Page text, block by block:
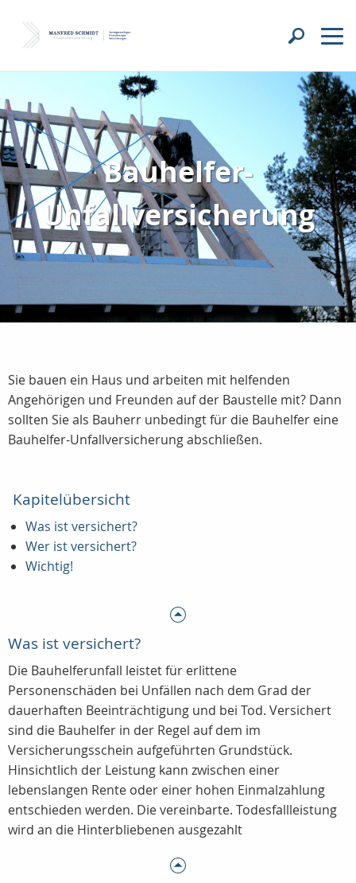
Bauhelfer-
Unfallversicherung
Sie bauen ein Haus und arbeiten mit helfenden
Angehörigen und Freunden auf der Baustelle mit? Dann
sollten Sie als Bauherr unbedingt für die Bauhelfer eine
Bauhelfer-Unfallversicherung abschließen.
Kapitelübersicht
Was ist versichert?
Wer ist versichert?
Wichtig!
Was ist versichert?
Die Bauhelferunfall leistet für erlittene
Personenschäden bei Unfällen nach dem Grad der
dauerhaften Beeinträchtigung und bei Tod. Versichert
sind die Bauhelfer in der Regel auf dem im
Versicherungsschein aufgeführten Grundstück.
Hinsichtlich der Leistung kann zwischen einer
lebenslangen Rente oder einer hohen Einmalzahlung
entschieden werden. Die vereinbarte. Todesfallleistung
wird an die Hinterbliebenen ausgezahlt